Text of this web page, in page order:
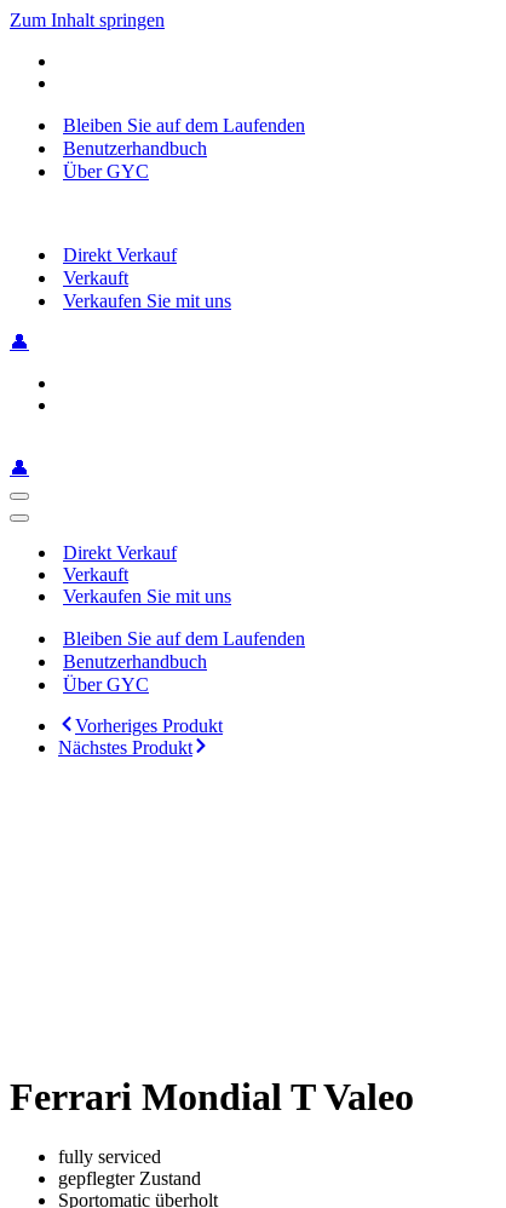
Zum Inhalt springen
Bleiben Sie auf dem Laufenden
Benutzerhandbuch
Über GYC
Direkt Verkauf
Verkauft
Verkaufen Sie mit uns
👤
👤
Navigationsmenü
Navigationsmenü
Direkt Verkauf
Verkauft
Verkaufen Sie mit uns
Bleiben Sie auf dem Laufenden
Benutzerhandbuch
Über GYC
Vorheriges Produkt
Nächstes Produkt
Ferrari Mondial T Valeo
fully serviced
gepflegter Zustand
Sportomatic überholt